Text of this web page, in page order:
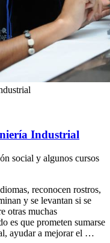
Industrial
social y algunos cursos
reconocen rostros,
y se levantan si se
otras muchas
es que prometen sumarse
ayudar a mejorar el …